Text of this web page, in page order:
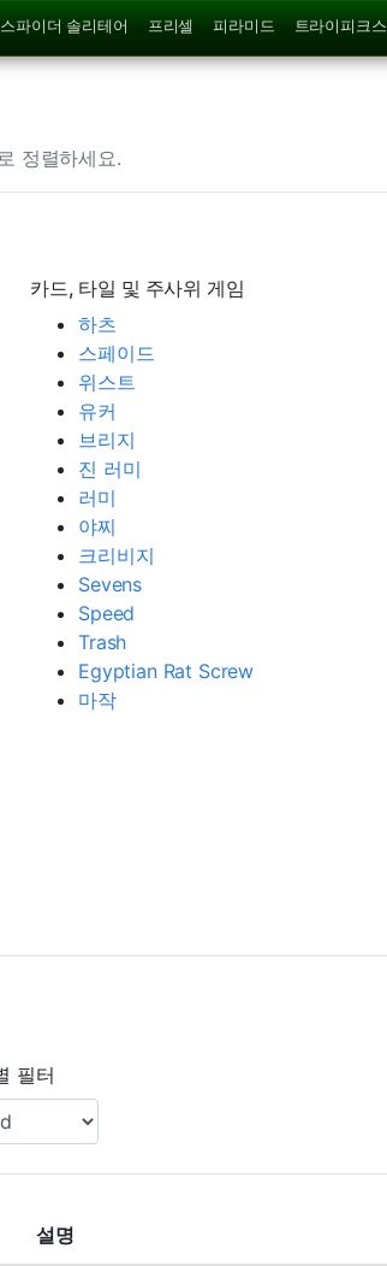
스파이더 솔리테어 프리셀 피라미드 트라이피크스
정렬하세요.
카드, 타일 및 주사위 게임
하츠
스페이드
위스트
유커
브리지
진 러미
러미
야찌
크리비지
Sevens
Speed
Trash
Egyptian Rat Screw
마작
필터
설명